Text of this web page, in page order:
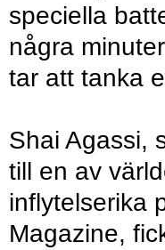
speciella
några
tar att tanka
Shai Agassi,
till en av
inflytelserika
Magazine,